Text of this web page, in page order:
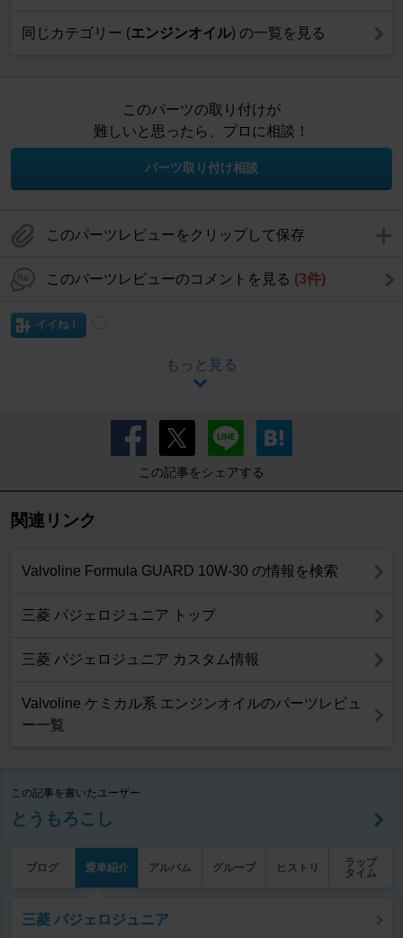
同じカテゴリー (エンジンオイル) の一覧を見る
このパーツの取り付けが
難しいと思ったら、プロに相談！
パーツ取り付け相談
このパーツレビューをクリップして保存
このパーツレビューのコメントを見る (3件)
イイね！
もっと見る
この記事をシェアする
関連リンク
Valvoline Formula GUARD 10W-30 の情報を検索
三菱 パジェロジュニア トップ
三菱 パジェロジュニア カスタム情報
Valvoline ケミカル系 エンジンオイルのパーツレビュ
ー一覧
この記事を書いたユーザー
とうもろこし
ブログ 愛車紹介 アルバム グループ ヒストリ
ラップ
タイム
三菱 パジェロジュニア